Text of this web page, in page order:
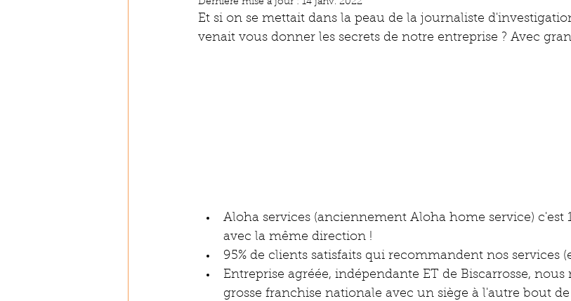
Dernière mise à jour : 14 janv. 2022
Et si on se mettait dans la peau de la journaliste
venait vous donner les secrets de notre entreprise ? Avec
Aloha services (anciennement Aloha home service) c'est
avec la même direction !
95% de clients satisfaits qui recommandent nos services
Entreprise agréée, indépendante ET de Biscarrosse, nous
grosse franchise nationale avec un siège à l'autre bout de